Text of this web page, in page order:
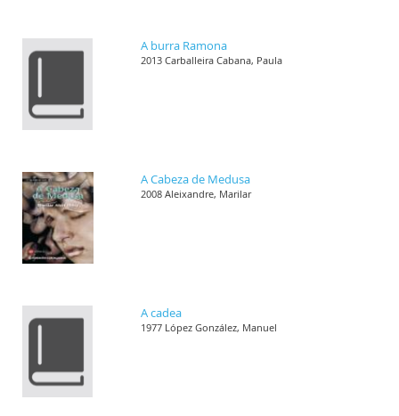
A burra Ramona
2013 Carballeira Cabana, Paula
A Cabeza de Medusa
2008 Aleixandre, Marilar
A cadea
1977 López González, Manuel